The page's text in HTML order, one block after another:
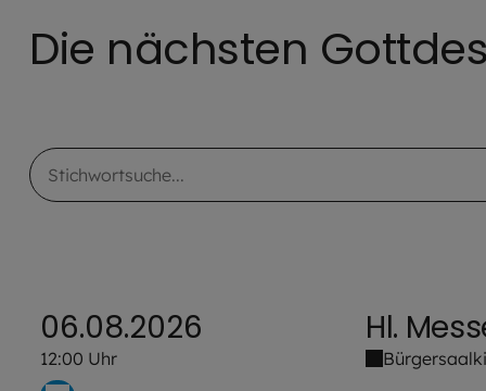
Die nächsten
Stichwortsuche
06.08.2026
12:00 Uhr
Hl.